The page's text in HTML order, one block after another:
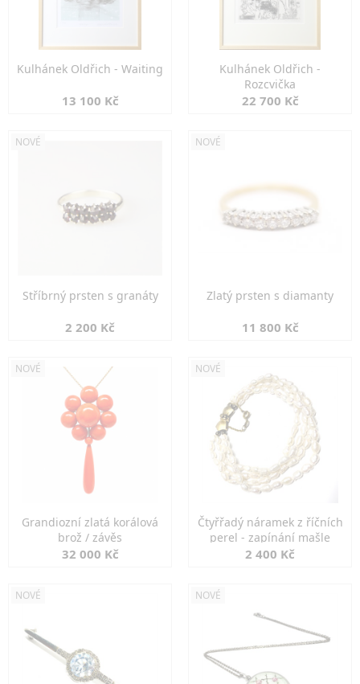
Kulhánek Oldřich - Waiting
13 100 Kč
Kulhánek Oldřich -
Rozcvička
22 700 Kč
NOVÉ
Stříbrný prsten s granáty
2 200 Kč
NOVÉ
Zlatý prsten s diamanty
11 800 Kč
NOVÉ
Grandiozní zlatá korálová
brož / závěs
32 000 Kč
NOVÉ
Čtyřřadý náramek z říčních
perel - zapínání mašle
2 400 Kč
NOVÉ NOVÉ